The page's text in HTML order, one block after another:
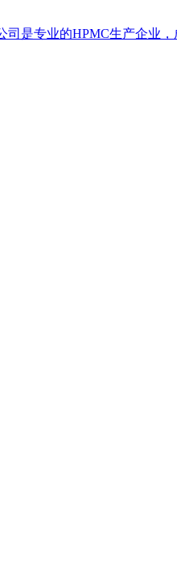
司是专业的HPMC生产企业